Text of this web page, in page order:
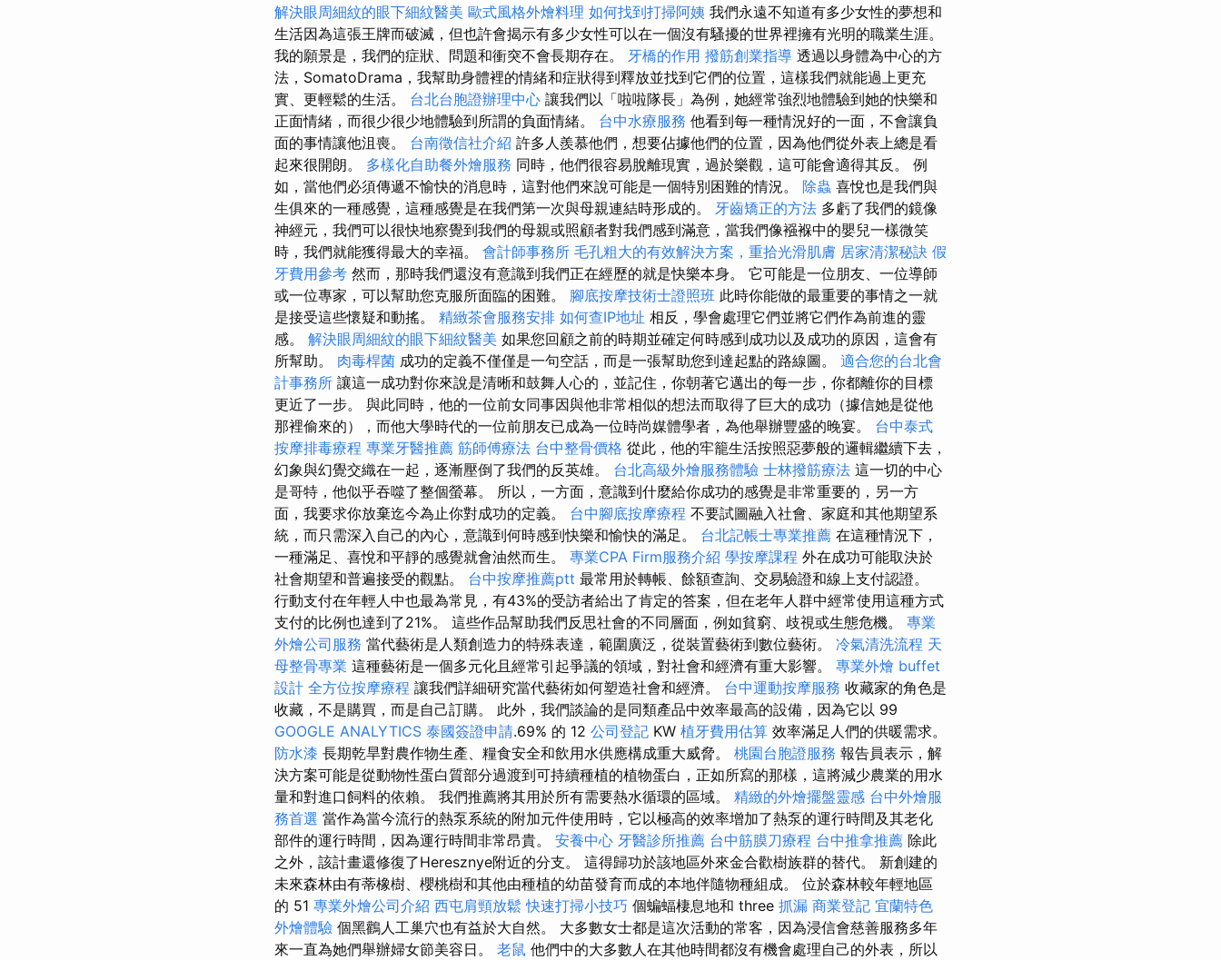
解決眼周細紋的眼下細紋醫美 歐式風格外燴料理 如何找到打掃阿姨 我們永遠不知道有多少女性的夢想和
生活因為這張王牌而破滅，但也許會揭示有多少女性可以在一個沒有騷擾的世界裡擁有光明的職業生涯。
我的願景是，我們的症狀、問題和衝突不會長期存在。 牙橋的作用 撥筋創業指導 透過以身體為中心的方
法，SomatoDrama，我幫助身體裡的情緒和症狀得到釋放並找到它們的位置，這樣我們就能過上更充
實、更輕鬆的生活。 台北台胞證辦理中心 讓我們以「啦啦隊長」為例，她經常強烈地體驗到她的快樂和
正面情緒，而很少很少地體驗到所謂的負面情緒。 台中水療服務 他看到每一種情況好的一面，不會讓負
面的事情讓他沮喪。 台南徵信社介紹 許多人羨慕他們，想要佔據他們的位置，因為他們從外表上總是看
起來很開朗。 多樣化自助餐外燴服務 同時，他們很容易脫離現實，過於樂觀，這可能會適得其反。 例
如，當他們必須傳遞不愉快的消息時，這對他們來說可能是一個特別困難的情況。 除蟲 喜悅也是我們與
生俱來的一種感覺，這種感覺是在我們第一次與母親連結時形成的。 牙齒矯正的方法 多虧了我們的鏡像
神經元，我們可以很快地察覺到我們的母親或照顧者對我們感到滿意，當我們像襁褓中的嬰兒一樣微笑
時，我們就能獲得最大的幸福。 會計師事務所 毛孔粗大的有效解決方案，重拾光滑肌膚 居家清潔秘訣 假
牙費用參考 然而，那時我們還沒有意識到我們正在經歷的就是快樂本身。 它可能是一位朋友、一位導師
或一位專家，可以幫助您克服所面臨的困難。 腳底按摩技術士證照班 此時你能做的最重要的事情之一就
是接受這些懷疑和動搖。 精緻茶會服務安排 如何查IP地址 相反，學會處理它們並將它們作為前進的靈
感。 解決眼周細紋的眼下細紋醫美 如果您回顧之前的時期並確定何時感到成功以及成功的原因，這會有
所幫助。 肉毒桿菌 成功的定義不僅僅是一句空話，而是一張幫助您到達起點的路線圖。 適合您的台北會
計事務所 讓這一成功對你來說是清晰和鼓舞人心的，並記住，你朝著它邁出的每一步，你都離你的目標
更近了一步。 與此同時，他的一位前女同事因與他非常相似的想法而取得了巨大的成功（據信她是從他
那裡偷來的），而他大學時代的一位前朋友已成為一位時尚媒體學者，為他舉辦豐盛的晚宴。 台中泰式
按摩排毒療程 專業牙醫推薦 筋師傅療法 台中整骨價格 從此，他的牢籠生活按照惡夢般的邏輯繼續下去，
幻象與幻覺交織在一起，逐漸壓倒了我們的反英雄。 台北高級外燴服務體驗 士林撥筋療法 這一切的中心
是哥特，他似乎吞噬了整個螢幕。 所以，一方面，意識到什麼給你成功的感覺是非常重要的，另一方
面，我要求你放棄迄今為止你對成功的定義。 台中腳底按摩療程 不要試圖融入社會、家庭和其他期望系
統，而只需深入自己的內心，意識到何時感到快樂和愉快的滿足。 台北記帳士專業推薦 在這種情況下，
一種滿足、喜悅和平靜的感覺就會油然而生。 專業CPA Firm服務介紹 學按摩課程 外在成功可能取決於
社會期望和普遍接受的觀點。 台中按摩推薦ptt 最常用於轉帳、餘額查詢、交易驗證和線上支付認證。
行動支付在年輕人中也最為常見，有43%的受訪者給出了肯定的答案，但在老年人群中經常使用這種方式
支付的比例也達到了21%。 這些作品幫助我們反思社會的不同層面，例如貧窮、歧視或生態危機。 專業
外燴公司服務 當代藝術是人類創造力的特殊表達，範圍廣泛，從裝置藝術到數位藝術。 冷氣清洗流程 天
母整骨專業 這種藝術是一個多元化且經常引起爭議的領域，對社會和經濟有重大影響。 專業外燴 buffet
設計 全方位按摩療程 讓我們詳細研究當代藝術如何塑造社會和經濟。 台中運動按摩服務 收藏家的角色是
收藏，不是購買，而是自己訂購。 此外，我們談論的是同類產品中效率最高的設備，因為它以 99
GOOGLE ANALYTICS 泰國簽證申請.69% 的 12 公司登記 KW 植牙費用估算 效率滿足人們的供暖需求。
防水漆 長期乾旱對農作物生產、糧食安全和飲用水供應構成重大威脅。 桃園台胞證服務 報告員表示，解
決方案可能是從動物性蛋白質部分過渡到可持續種植的植物蛋白，正如所寫的那樣，這將減少農業的用水
量和對進口飼料的依賴。 我們推薦將其用於所有需要熱水循環的區域。 精緻的外燴擺盤靈感 台中外燴服
務首選 當作為當今流行的熱泵系統的附加元件使用時，它以極高的效率增加了熱泵的運行時間及其老化
部件的運行時間，因為運行時間非常昂貴。 安養中心 牙醫診所推薦 台中筋膜刀療程 台中推拿推薦 除此
之外，該計畫還修復了Heresznye附近的分支。 這得歸功於該地區外來金合歡樹族群的替代。 新創建的
未來森林由有蒂橡樹、櫻桃樹和其他由種植的幼苗發育而成的本地伴隨物種組成。 位於森林較年輕地區
的 51 專業外燴公司介紹 西屯肩頸放鬆快速打掃小技巧 個蝙蝠棲息地和 three 抓漏 商業登記 宜蘭特色
外燴體驗 個黑鸛人工巢穴也有益於大自然。 大多數女士都是這次活動的常客，因為浸信會慈善服務多年
來一直為她們舉辦婦女節美容日。 老鼠 他們中的大多數人在其他時間都沒有機會處理自己的外表，所以